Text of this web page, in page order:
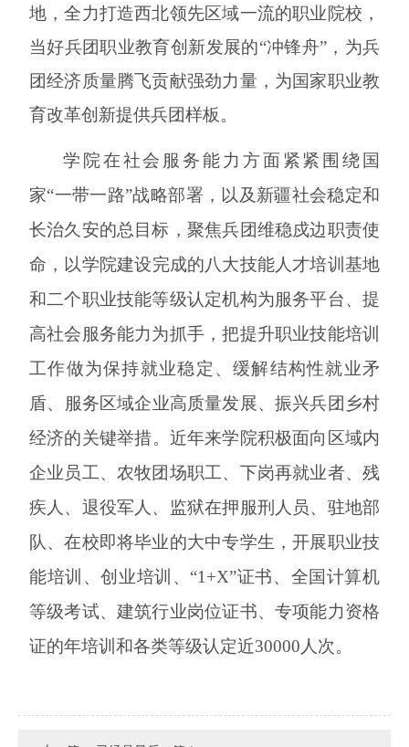
地，全力打造西北领先区域一流的职业院校，
当好兵团职业教育创新发展的“冲锋舟”，为兵
团经济质量腾飞贡献强劲力量，为国家职业教
育改革创新提供兵团样板。
学院在社会服务能力方面 紧紧围绕国
家“一带一路”战略部署，以及新疆社会稳定和
长治久安的总目标，聚焦兵团维稳戍边职责使
命， 以学院建设完成的八大技能人才培训基地
和二个职业技能等级认定机构为服务平台、提
高社会服务能力为抓手，把提升职业技能培训
工作做为保持就业稳定、缓解结构性就业矛
盾、
服务区域企业高质量发展、振兴兵团乡村
经济的关键举措。近年来学院积极面向区域内
企业员工、农牧团场职工、下岗再就业者、残
疾人、退役军人、监狱在押服刑人员、驻地部
队、在校即将毕业的大中专学生，开展职业技
能培训、创业培训、 “1+X”证书、全国计算机
等级考试、建筑行业岗位证书、专项能力资格
证的年培训和各类等级认定近30000人次。